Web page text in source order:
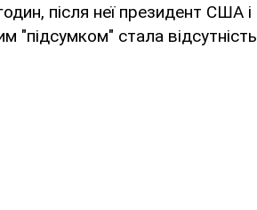
після неї президент США і
"підсумком" стала відсутність